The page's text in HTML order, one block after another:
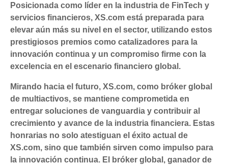
Posicionada como líder en la industria de FinTech y
servicios financieros, XS.com está preparada para
elevar aún más su nivel en el sector, utilizando estos
prestigiosos premios como catalizadores para la
innovación continua y un compromiso firme con la
excelencia en el escenario financiero global.
Mirando hacia el futuro, XS.com, como bróker global
de multiactivos, se mantiene comprometida en
entregar soluciones de vanguardia y contribuir al
crecimiento y avance de la industria financiera. Estas
honrarias no solo atestiguan el éxito actual de
XS.com, sino que también sirven como impulso para
la innovación continua. El bróker global, ganador de